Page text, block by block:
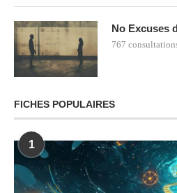
No Excuses
767
FICHES POPULAIRES
1